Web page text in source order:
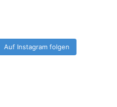
Auf Instagram folgen